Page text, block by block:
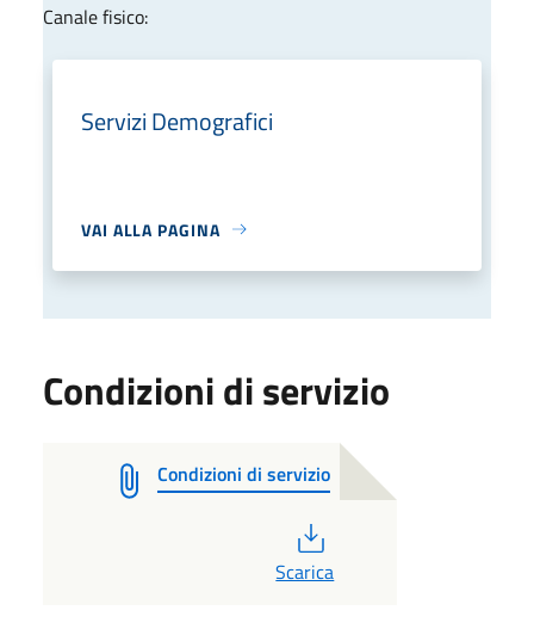
Canale fisico:
Servizi Demografici
VAI ALLA PAGINA
Condizioni di servizio
Condizioni di servizio
Scarica